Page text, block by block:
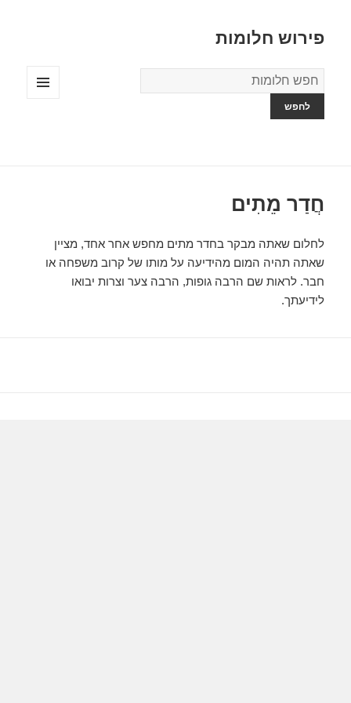
פירוש חלומות
מילון
החלומות
חֲדַר מֵתִים
לחלום שאתה מבקר בחדר מתים מחפש אחר אחד, מציין
שאתה תהיה המום מהידיעה על מותו של קרוב משפחה או
חבר. לראות שם הרבה גופות, הרבה צער וצרות יבואו
לידיעתך.